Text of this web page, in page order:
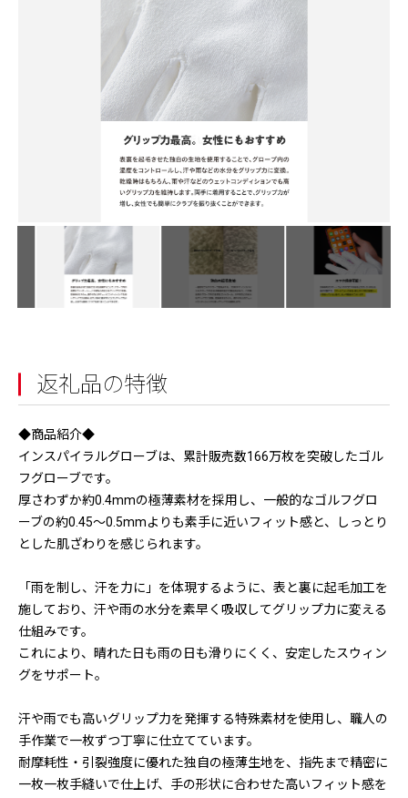
返礼品の特徴
◆商品紹介◆
インスパイラルグローブは、累計販売数166万枚を突破したゴル
フグローブです。
厚さわずか約0.4mmの極薄素材を採用し、一般的なゴルフグロ
ーブの約0.45〜0.5mmよりも素手に近いフィット感と、しっとり
とした肌ざわりを感じられます。
「雨を制し、汗を力に」を体現するように、表と裏に起毛加工を
施しており、汗や雨の水分を素早く吸収してグリップ力に変える
仕組みです。
これにより、晴れた日も雨の日も滑りにくく、安定したスウィン
グをサポート。
汗や雨でも高いグリップ力を発揮する特殊素材を使用し、職人の
手作業で一枚ずつ丁寧に仕立てています。
耐摩耗性・引裂強度に優れた独自の極薄生地を、指先まで精密に
一枚一枚手縫いで仕上げ、手の形状に合わせた高いフィット感を